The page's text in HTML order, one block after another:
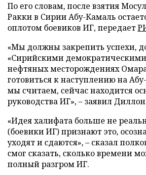
По его словам, после взятия
Ракки в Сирии Абу-Камаль
оплотом боевиков ИГ, передает
«Мы должны закрепить успехи,
«Сирийскими
нефтяных месторождениях
готовиться к наступлению на
мы считаем, сейчас находится
руководства ИГ», – заявил
«Идея халифата больше не
(боевики ИГ) признают это,
уходят и сдаются», – сказал
смог сказать, сколько времени
полный разгром ИГ.